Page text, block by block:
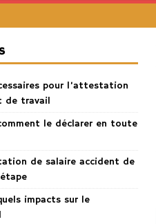
pour l’attestation
de travail
le déclarer en toute
de salaire accident de
impacts sur le